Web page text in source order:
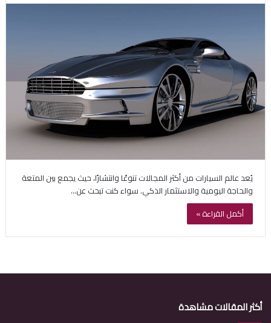
يُعد عالم السيارات من أكثر المجالات تنوعًا وانتشارًا، حيث يجمع بين المتعة
والحاجة اليومية والاستثمار الذكي. سواء كنت تبحث عن…
أكمل القراءة »
أكثر المقالات مشاهدة